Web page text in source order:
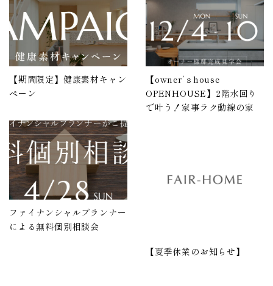
【期間限定】健康素材キャン
ペーン
【owner‘ｓhouse
OPENHOUSE】2階水回り
で叶う！家事ラク動線の家
ファイナンシャルプランナー
による無料個別相談会
【夏季休業のお知らせ】